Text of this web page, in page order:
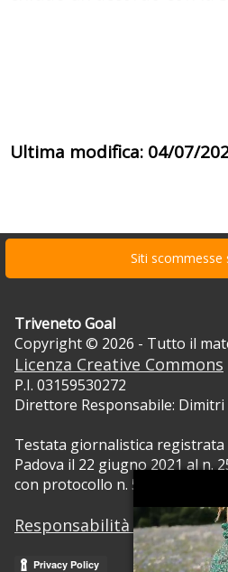
Ultima modifica: 04/07/
Siti scommesse
Triveneto Goal
Copyright © 2026 - Tutto il
Licenza Creative Commons
P.I. 03159530272
Direttore Responsabile: Dimitri
Testata giornalistica
Padova il 22 giugno 2021 al n.
con protocollo n. 5105/2021 RVG.
Responsabilità dei